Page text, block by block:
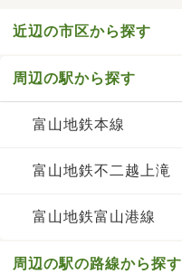
近辺の市区から探す
周辺の駅から探す
富山地鉄本線
富山地鉄不二越上滝
富山地鉄富山港線
周辺の駅の路線から探す